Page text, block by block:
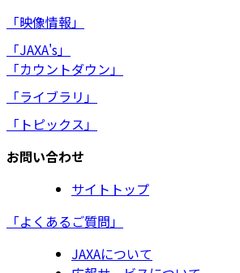
「映像情報」
「JAXA's」
「カウントダウン」
「ライブラリ」
「トピックス」
お問い合わせ
サイトトップ
「よくあるご質問」
JAXAについて